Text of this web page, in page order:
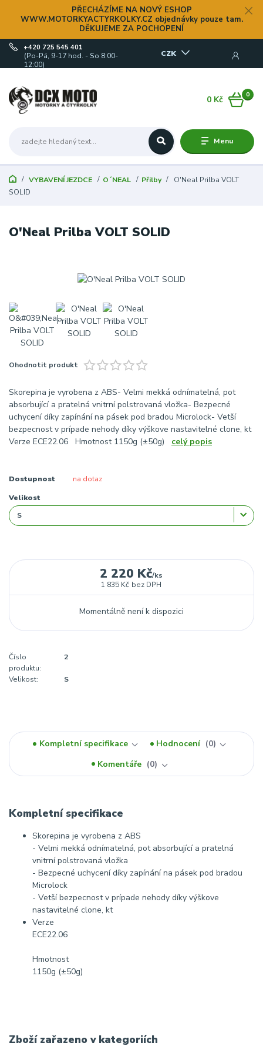
PŘECHÁZÍME NA NOVÝ ESHOP
WWW.MOTORKYACTYRKOLKY.CZ objednávky pouze tam.
DĚKUJEME ZA POCHOPENÍ
Menu
CZK
+420 725 545 401
(Po-Pá, 9-17 hod. - So 8:00-
12:00)
0
0 Kč
VYBAVENÍ JEZDCE O´NEAL Přilby
O'Neal Prilba VOLT
SOLID
O'Neal Prilba VOLT SOLID
Ohodnotit produkt
Skorepina je vyrobena z ABS- Velmi mekká odnímatelná, pot
absorbující a pratelná vnitrní polstrovaná vložka- Bezpecné
uchycení díky zapínání na pásek pod bradou Microlock- Vetší
bezpecnost v prípade nehody díky výškove nastavitelné clone, kt
Verze ECE22.06 Hmotnost 1150g (±50g) celý popis
Dostupnost na dotaz
Velikost
2 220 Kč/ks
1 835 Kč bez DPH
Momentálně není k dispozici
Číslo
produktu:
2
Velikost: S
Kompletní specifikace Hodnocení
0
Komentáře
0
Kompletní specifikace
Skorepina je vyrobena z ABS
- Velmi mekká odnímatelná, pot absorbující a pratelná
vnitrní polstrovaná vložka
- Bezpecné uchycení díky zapínání na pásek pod bradou
Microlock
- Vetší bezpecnost v prípade nehody díky výškove
nastavitelné clone, kt
Verze
ECE22.06
Hmotnost
1150g (±50g)
Zboží zařazeno v kategoriích